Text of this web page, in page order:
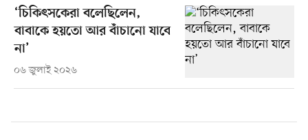
‘চিকিৎসকেরা বলেছিলেন,
বাবাকে হয়তো আর বাঁচানো যাবে
না’
০৬ জুলাই ২০২৬